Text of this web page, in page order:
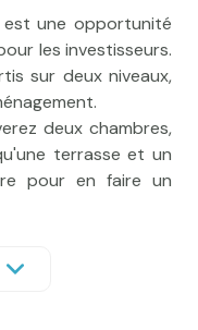
une opportunité
les investisseurs.
sur deux niveaux,
deux chambres,
terrasse et un
pour en faire un
distincts avec